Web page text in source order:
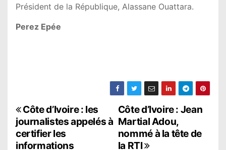
Président de la République, Alassane Ouattara.
Perez Epée
N
a
Côte d’Ivoire : Jean
Martial Adou,
nommé à la tête de
la RTI
Côte d’Ivoire : les
journalistes appelés à
certifier les
informations